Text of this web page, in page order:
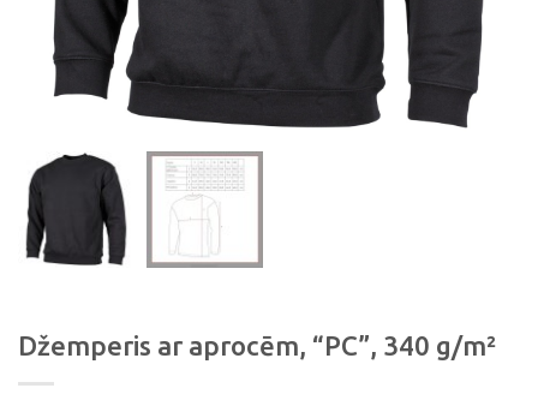
Džemperis ar aprocēm, “PC”, 340 g/m²